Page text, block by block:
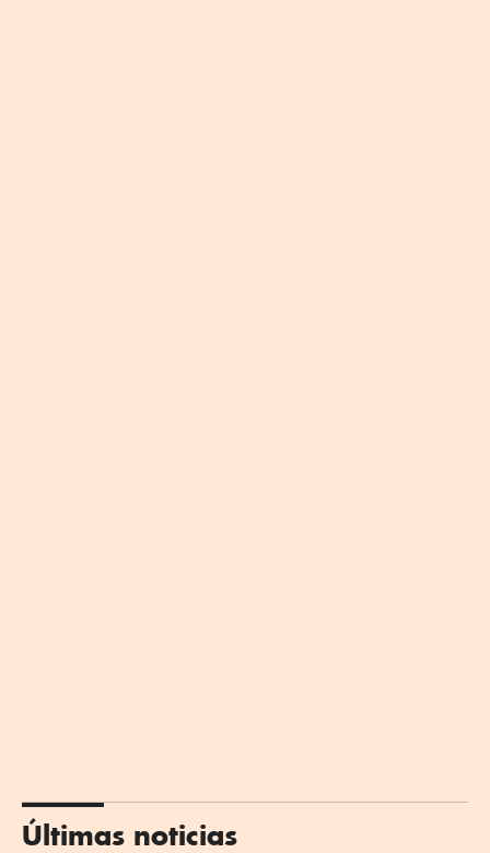
Últimas noticias